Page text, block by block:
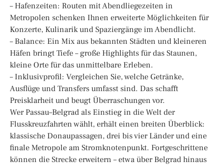
– Hafenzeiten: Routen mit Abendliegezeiten in
Metropolen schenken Ihnen erweiterte Möglichkeiten für
Konzerte, Kulinarik und Spaziergänge im Abendlicht.
– Balance: Ein Mix aus bekannten Städten und kleineren
Häfen bringt Tiefe – große Highlights für das Staunen,
kleine Orte für das unmittelbare Erleben.
– Inklusivprofil: Vergleichen Sie, welche Getränke,
Ausflüge und Transfers umfasst sind. Das schafft
Preisklarheit und beugt Überraschungen vor.
Wer Passau–Belgrad als Einstieg in die Welt der
Flusskreuzfahrten wählt, erhält einen breiten Überblick:
klassische Donaupassagen, drei bis vier Länder und eine
finale Metropole am Stromknotenpunkt. Fortgeschrittene
können die Strecke erweitern – etwa über Belgrad hinaus